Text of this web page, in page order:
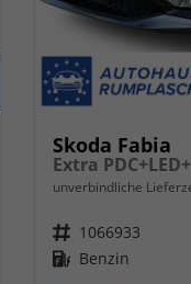
Skoda Fabia
Extra
unverbindliche
Fahrzeugnr. 1066933
Kraftstoff Benzin